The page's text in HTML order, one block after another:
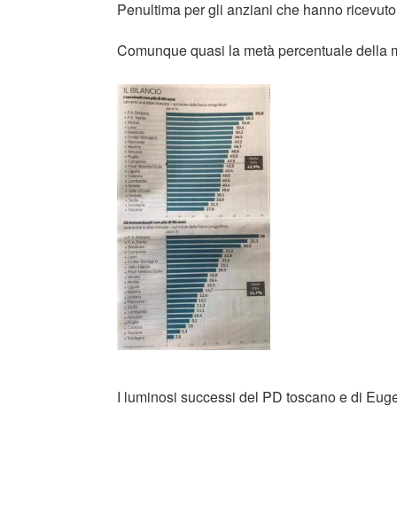
Penultima per gli anziani che hanno
Comunque quasi la metà percentuale della
I luminosi successi del PD toscano e di